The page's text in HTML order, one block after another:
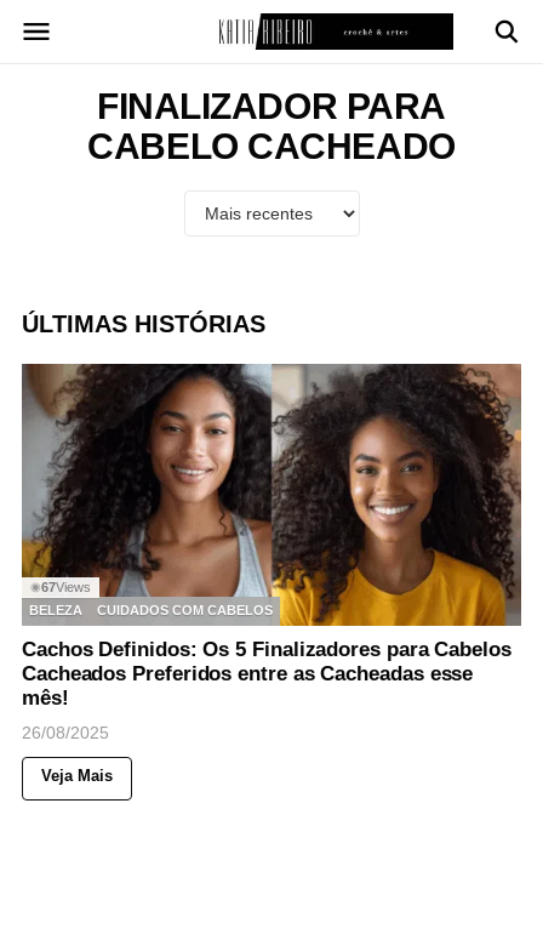
para
FINALIZADOR PARA
CABELO CACHEADO
ÚLTIMAS HISTÓRIAS
◉67Views
BELEZA
CUIDADOS COM CABELOS
Cachos Definidos: Os 5 Finalizadores para Cabelos
Cacheados Preferidos entre as Cacheadas esse
mês!
26/08/2025
Veja Mais